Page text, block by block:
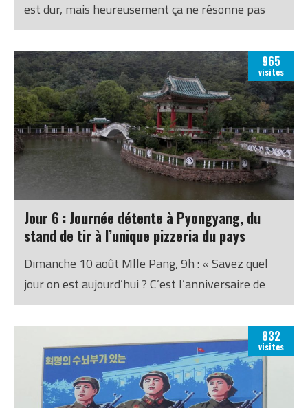
est dur, mais heureusement ça ne résonne pas
trop dans ma tête. Nous nous rendons aujourd’hui
à Nampo, une ville portuaire située sur la mer
Jaune, à 55 km à l’ouest de Pyongyang.
965
visites
Jour 6 : Journée détente à Pyongyang, du
stand de tir à l’unique pizzeria du pays
Dimanche 10 août Mlle Pang, 9h : « Savez quel
jour on est aujourd’hui ? C’est l’anniversaire de
Morgan ! » Yeah ! Merci ! (Note : Vu qu’on m’a
posé la question : oui, les guides conservent nos
passeports durant tout le séjour) Pour fêter ça,
on fera cet après-midi une activité qui n’était pas
prévue au programme, mais dont je m’étais
832
visites